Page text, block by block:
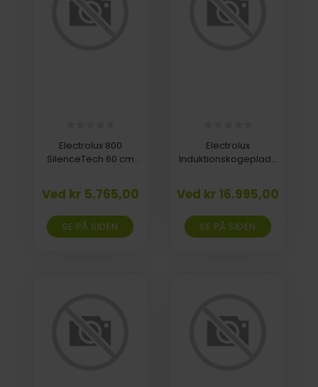
Electrolux 800
SilenceTech 60 cm
Ved kr 5.765,00
SE PÅ SIDEN
Electrolux
Induktionskogeplade
EHH80KB6C
Ved kr 16.995,00
SE PÅ SIDEN